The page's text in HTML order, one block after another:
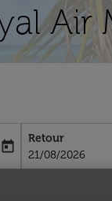
Air
date-aria-label
today
Retour
fc-booking-
21/08/2026